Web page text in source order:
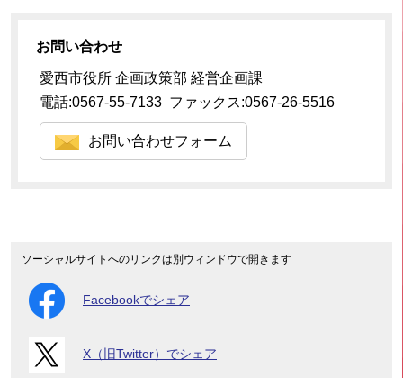
お問い合わせ
愛西市役所 企画政策部 経営企画課
電話:0567-55-7133 ファックス:0567-26-5516
お問い合わせフォーム
ソーシャルサイトへのリンクは別ウィンドウで開きます
Facebookでシェア
X（旧Twitter）でシェア